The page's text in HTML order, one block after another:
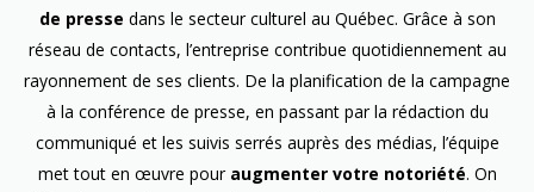
de presse dans le secteur culturel au Québec. Grâce à son
réseau de contacts, l’entreprise contribue quotidiennement au
rayonnement de ses clients. De la planification de la campagne
à la conférence de presse, en passant par la rédaction du
communiqué et les suivis serrés auprès des médias, l’équipe
met tout en œuvre pour augmenter votre notoriété. On